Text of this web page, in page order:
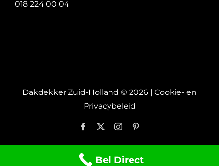
018 224 00 04
Dakdekker Zuid-Holland © 2026 | Cookie- en
Privacybeleid
Facebook Instagram
Bel Direct